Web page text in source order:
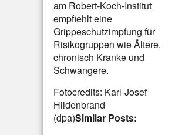
am Robert-Koch-Institut
empfiehlt eine
Grippeschutzimpfung für
Risikogruppen wie Ältere,
chronisch Kranke und
Schwangere.
Fotocredits: Karl-Josef
Hildenbrand
(dpa)Similar Posts: